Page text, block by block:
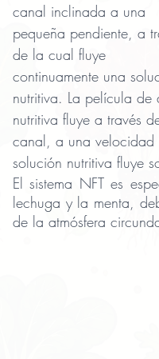
canal inclinada a una
pequeña pendiente, a
de la cual fluye
continuamente una
nutritiva. La película
nutritiva fluye a través
canal, a una
solución nutritiva fluye
El sistema NFT es
lechuga y la menta,
de la atmósfera